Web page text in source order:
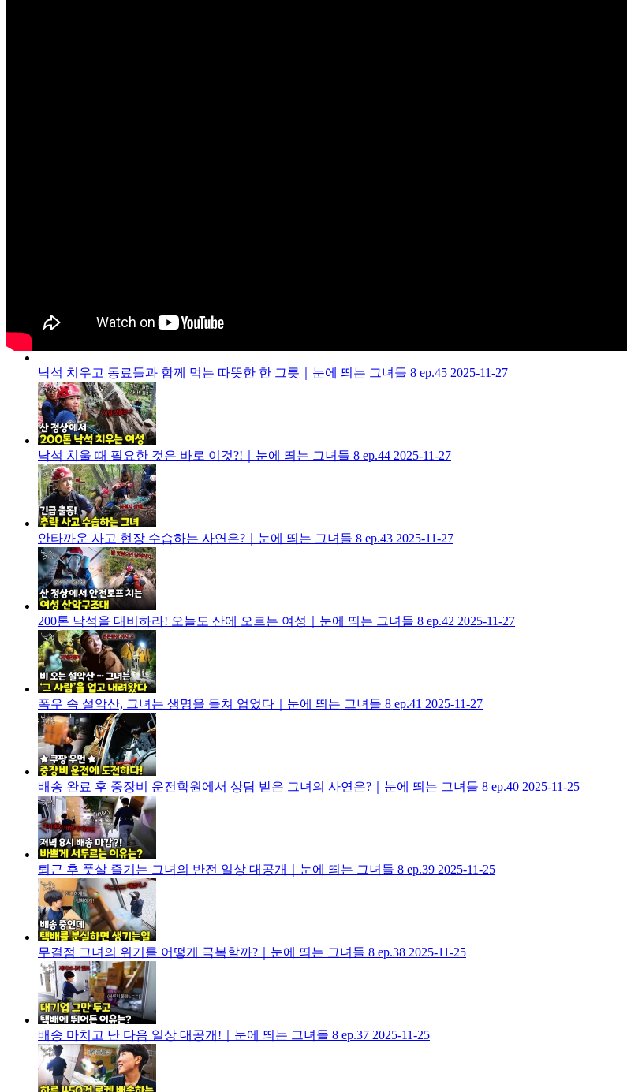
낙석 치우고 동료들과 함께 먹는 따뜻한 한 그릇｜눈에 띄는 그녀들 8 ep.45 2025-11-27
낙석 치울 때 필요한 것은 바로 이것?!｜눈에 띄는 그녀들 8 ep.44 2025-11-27
안타까운 사고 현장 수습하는 사연은?｜눈에 띄는 그녀들 8 ep.43 2025-11-27
200톤 낙석을 대비하라! 오늘도 산에 오르는 여성｜눈에 띄는 그녀들 8 ep.42 2025-11-27
폭우 속 설악산, 그녀는 생명을 들쳐 업었다｜눈에 띄는 그녀들 8 ep.41 2025-11-27
배송 완료 후 중장비 운전학원에서 상담 받은 그녀의 사연은?｜눈에 띄는 그녀들 8 ep.40 2025-11-25
퇴근 후 풋살 즐기는 그녀의 반전 일상 대공개｜눈에 띄는 그녀들 8 ep.39 2025-11-25
무결점 그녀의 위기를 어떻게 극복할까?｜눈에 띄는 그녀들 8 ep.38 2025-11-25
배송 마치고 난 다음 일상 대공개!｜눈에 띄는 그녀들 8 ep.37 2025-11-25